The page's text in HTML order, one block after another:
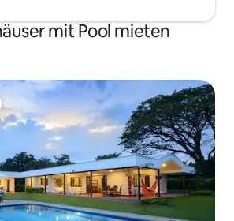
mit Pool mieten